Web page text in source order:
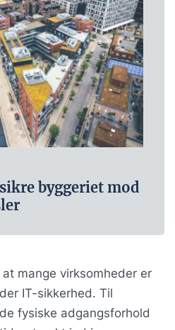
byggeriet mod
mange virksomheder er
IT-sikkerhed. Til
fysiske adgangsforhold